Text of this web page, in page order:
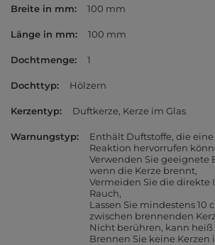
Breite in mm 100 mm
Länge in mm 100 mm
Dochtmenge 1
Dochttyp Hölzern
Kerzentyp Duftkerze Kerze im Glas
Warnungstyp
Enthält Duftstoffe, die
Reaktion hervorrufen
Verwenden Sie geeignete
wenn die Kerze brennt
Vermeiden Sie die direkte
Rauch
Lassen Sie mindestens 10
zwischen brennenden
Nicht berühren, kann heiß
Brennen Sie keine Kerzen